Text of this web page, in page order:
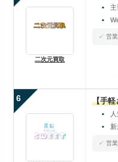
二次元買取
営
6 【手軽
営